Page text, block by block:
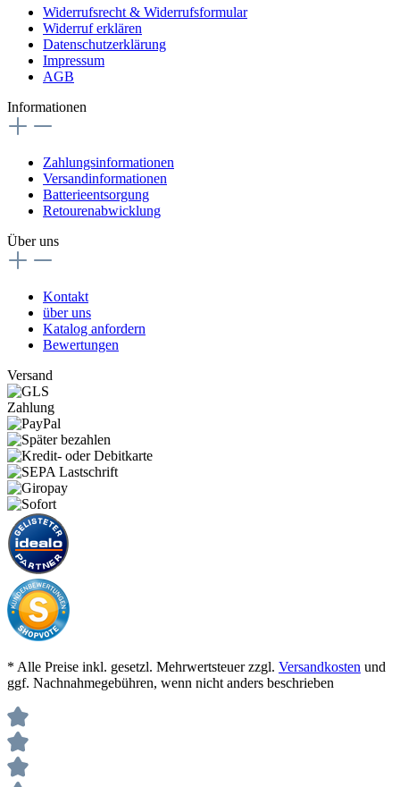
Widerrufsrecht & Widerrufsformular
Widerruf erklären
Datenschutzerklärung
Impressum
AGB
Informationen
Zahlungsinformationen
Versandinformationen
Batterieentsorgung
Retourenabwicklung
Über uns
Kontakt
über uns
Katalog anfordern
Bewertungen
Versand
Zahlung
* Alle Preise inkl. gesetzl. Mehrwertsteuer zzgl. Versandkosten und
ggf. Nachnahmegebühren, wenn nicht anders beschrieben